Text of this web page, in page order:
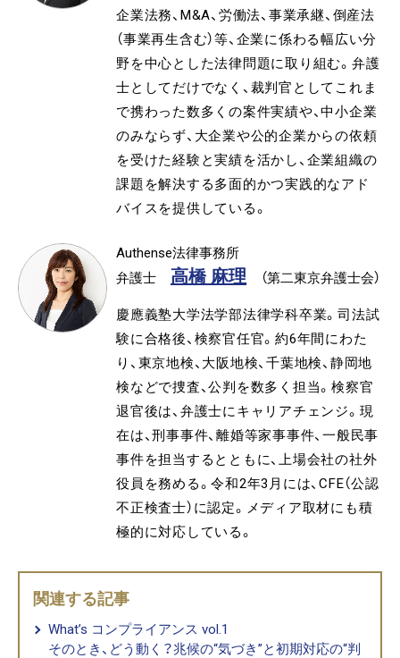
企業法務、M&A、労働法、事業承継、倒産法
（事業再生含む）等、企業に係わる幅広い分
野を中心とした法律問題に取り組む。弁護
士としてだけでなく、裁判官としてこれま
で携わった数多くの案件実績や、中小企業
のみならず、大企業や公的企業からの依頼
を受けた経験と実績を活かし、企業組織の
課題を解決する多面的かつ実践的なアド
バイスを提供している。
Authense法律事務所
弁護士
高橋 麻理 （第二東京弁護士会）
慶應義塾大学法学部法律学科卒業。司法試
験に合格後、検察官任官。約6年間にわた
り、東京地検、大阪地検、千葉地検、静岡地
検などで捜査、公判を数多く担当。検察官
退官後は、弁護士にキャリアチェンジ。現
在は、刑事事件、離婚等家事事件、一般民事
事件を担当するとともに、上場会社の社外
役員を務める。令和2年3月には、CFE（公認
不正検査士）に認定。メディア取材にも積
極的に対応している。
関連する記事
What’s コンプライアンス vol.1
そのとき、どう動く？兆候の“気づき”と初期対応の“判